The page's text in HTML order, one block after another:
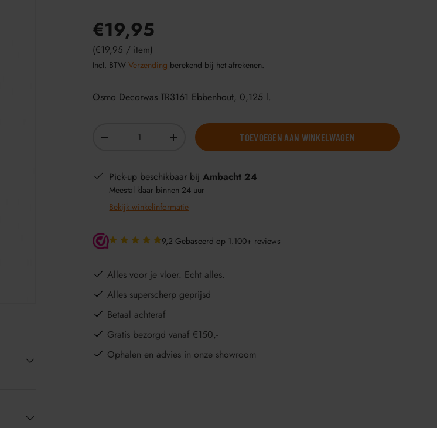
€19,95
Eenheid prijs
€19,95 / item
Incl. BTWVerzending berekend bij het afrekenen.
Osmo Decorwas TR3161 Ebbenhout, 0,125 l.
-
+ TOEVOEGEN AAN WINKELWAGEN
Pick-up beschikbaar bijAmbacht 24
Meestal klaar binnen 24 uur
Bekijk winkelinformatie
9,2 Gebaseerd op 1.100+ reviews
Alles voor je vloer. Echt alles.
Alles superscherp geprijsd
Betaal achteraf
Gratis bezorgd vanaf €150,-
Ophalen en advies in onze showroom